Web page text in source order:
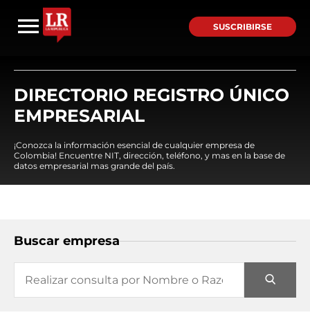
SUSCRIBIRSE
DIRECTORIO REGISTRO ÚNICO
EMPRESARIAL
¡Conozca la información esencial de cualquier empresa de
Colombia! Encuentre NIT, dirección, teléfono, y mas en la base de
datos empresarial mas grande del país.
Buscar empresa